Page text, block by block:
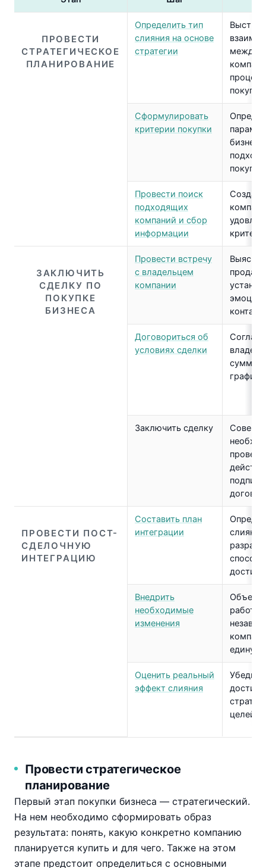
ПРОВЕСТИ
СТРАТЕГИЧЕСКОЕ
ПЛАНИРОВАНИЕ
Определить тип
слияния на основе
стратегии
между
Сформулировать
критерии покупки
бизнеса,
покупки
Провести поиск
подходящих
компаний и сбор
информации
ЗАКЛЮЧИТЬ
СДЕЛКУ ПО
ПОКУПКЕ
БИЗНЕСА
Провести встречу
с владельцем
компании
контакт
Договориться об
условиях сделки
сумму
график
Заключить сделку
договор
ПРОВЕСТИ ПОСТ-
СДЕЛОЧНУЮ
ИНТЕГРАЦИЮ
Составить план
интеграции
Внедрить
необходимые
изменения
работу
единую
Оценить реальный
эффект слияния
целей
Провести стратегическое
планирование
Первый этап покупки бизнеса — стратегический.
На нем необходимо сформировать образ
результата: понять, какую конкретно компанию
планируется купить и для чего. Также на этом
этапе предстоит определиться с основными